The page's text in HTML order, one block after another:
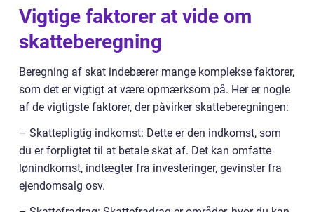
Vigtige faktorer at vide om
skatteberegning
Beregning af skat indebærer mange komplekse faktorer,
som det er vigtigt at være opmærksom på. Her er nogle
af de vigtigste faktorer, der påvirker skatteberegningen:
– Skattepligtig indkomst: Dette er den indkomst, som
du er forpligtet til at betale skat af. Det kan omfatte
lønindkomst, indtægter fra investeringer, gevinster fra
ejendomsalg osv.